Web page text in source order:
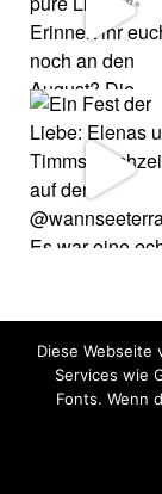
Diese Webseite
Services wie
Fonts. Wenn